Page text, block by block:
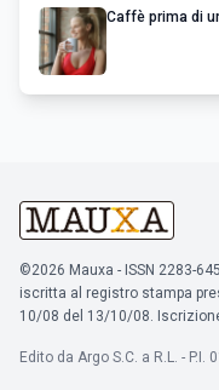
Caffè prima di
©2026 Mauxa - ISSN 2283-
iscritta al registro stampa
10/08 del 13/10/08.
Edito da Argo S.C. a R.L. - P.I.